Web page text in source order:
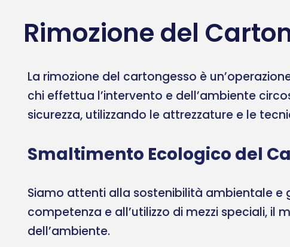
Rimozione del
La rimozione del cartongesso è
chi effettua l’intervento e dell’ambiente
sicurezza, utilizzando le attrezzature e le
Smaltimento Ecologico del
Siamo attenti alla sostenibilità ambientale
competenza e all’utilizzo di mezzi speciali,
dell’ambiente.